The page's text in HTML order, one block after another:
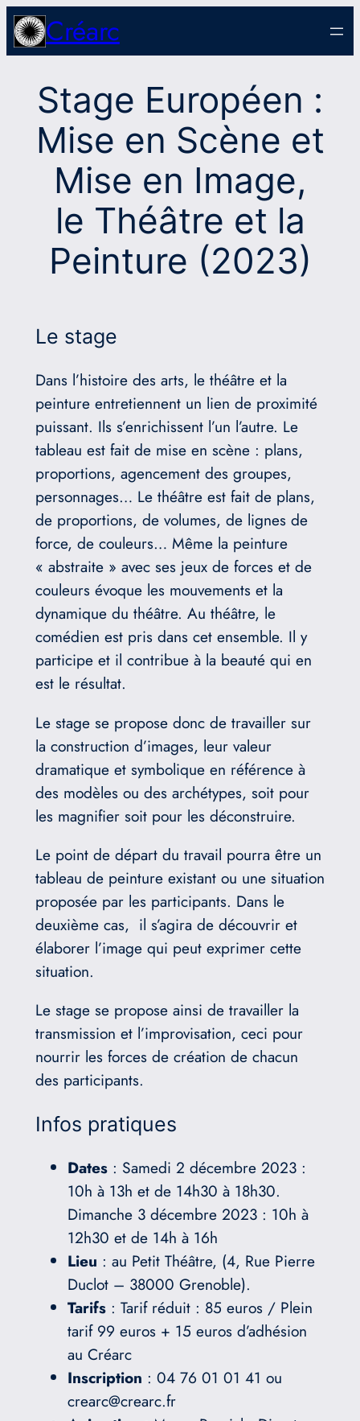
Aller
au
Créarc
Stage Européen :
Mise en Scène et
Mise en Image,
le Théâtre et la
Peinture (2023)
Le stage
Dans l’histoire des arts, le théâtre et la
peinture entretiennent un lien de proximité
puissant. Ils s’enrichissent l’un l’autre. Le
tableau est fait de mise en scène : plans,
proportions, agencement des groupes,
personnages… Le théâtre est fait de plans,
de proportions, de volumes, de lignes de
force, de couleurs… Même la peinture
« abstraite » avec ses jeux de forces et de
couleurs évoque les mouvements et la
dynamique du théâtre. Au théâtre, le
comédien est pris dans cet ensemble. Il y
participe et il contribue à la beauté qui en
est le résultat.
Le stage se propose donc de travailler sur
la construction d’images, leur valeur
dramatique et symbolique en référence à
des modèles ou des archétypes, soit pour
les magnifier soit pour les déconstruire.
Le point de départ du travail pourra être un
tableau de peinture existant ou une situation
proposée par les participants. Dans le
deuxième cas, il s’agira de découvrir et
élaborer l’image qui peut exprimer cette
situation.
Le stage se propose ainsi de travailler la
transmission et l’improvisation, ceci pour
nourrir les forces de création de chacun
des participants.
Infos pratiques
Dates : Samedi 2 décembre 2023 :
10h à 13h et de 14h30 à 18h30.
Dimanche 3 décembre 2023 : 10h à
12h30 et de 14h à 16h
Lieu : au Petit Théâtre, (4, Rue Pierre
Duclot – 38000 Grenoble).
Tarifs: Tarif réduit : 85 euros / Plein
tarif 99 euros + 15 euros d’adhésion
au Créarc
Inscription : 04 76 01 01 41 ou
crearc@crearc.fr